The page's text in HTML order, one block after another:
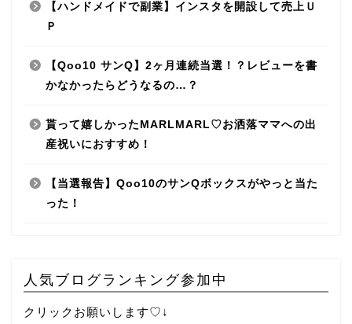
【ハンドメイドで副業】インスタを開設して売上Ｕ
Ｐ
【Qoo10 サンQ】2ヶ月連続当選！？レビューを書
かなかったらどうなるの…？
貰って嬉しかったMARLMARL♡お洒落ママへの出
産祝いにおすすめ！
【当選報告】Qoo10のサンQボックスがやっと当た
った！
人気ブログランキング参加中
クリックお願いします♡↓